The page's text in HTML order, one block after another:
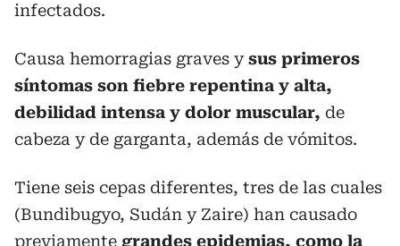
infectados.
Causa hemorragias graves ysus primeros
síntomas son fiebre repentina y alta,
debilidad intensa y dolor muscular, de
cabeza y de garganta, además de vómitos.
Tiene seis cepas diferentes, tres de las cuales
(Bundibugyo, Sudán y Zaire) han causado
previamente grandes epidemias, como la